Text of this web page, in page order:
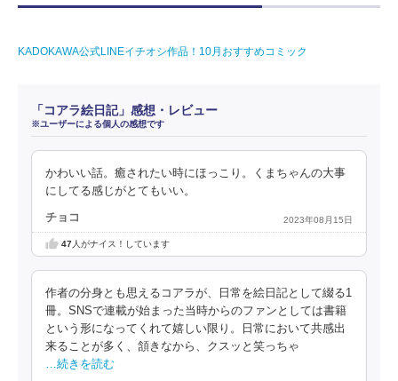
KADOKAWA公式LINEイチオシ作品！10月おすすめコミック
「コアラ絵日記」感想・レビュー
※ユーザーによる個人の感想です
かわいい話。癒されたい時にほっこり。くまちゃんの大事
にしてる感じがとてもいい。
チョコ 2023年08月15日
47人がナイス！しています
作者の分身とも思えるコアラが、日常を絵日記として綴る1
冊。SNSで連載が始まった当時からのファンとしては書籍
という形になってくれて嬉しい限り。日常において共感出
来ることが多く、頷きなから、クスッと笑っちゃ
…続きを読む